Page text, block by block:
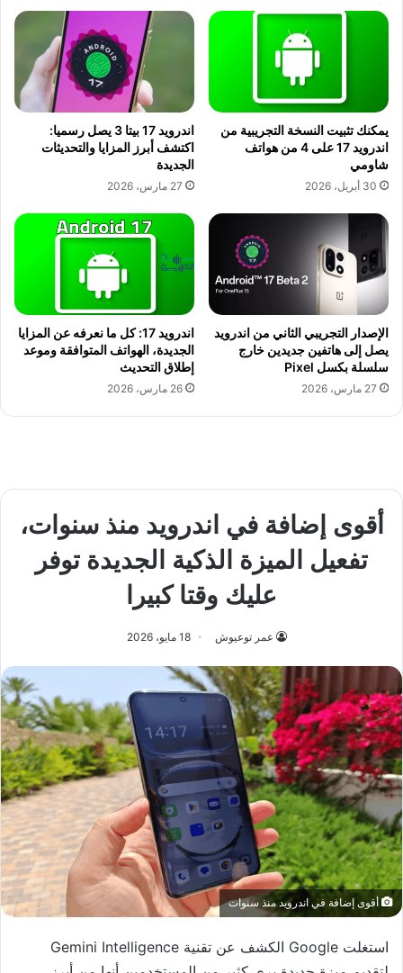
يمكنك تثبيت النسخة التجريبية من
اندرويد 17 على 4 من هواتف
شاومي
30 أبريل، 2026
اندرويد 17 بيتا 3 يصل رسميا:
اكتشف أبرز المزايا والتحديثات
الجديدة
27 مارس، 2026
الإصدار التجريبي الثاني من اندرويد
يصل إلى هاتفين جديدين خارج
سلسلة بكسل Pixel
27 مارس، 2026
اندرويد 17: كل ما نعرفه عن المزايا
الجديدة، الهواتف المتوافقة وموعد
إطلاق التحديث
26 مارس، 2026